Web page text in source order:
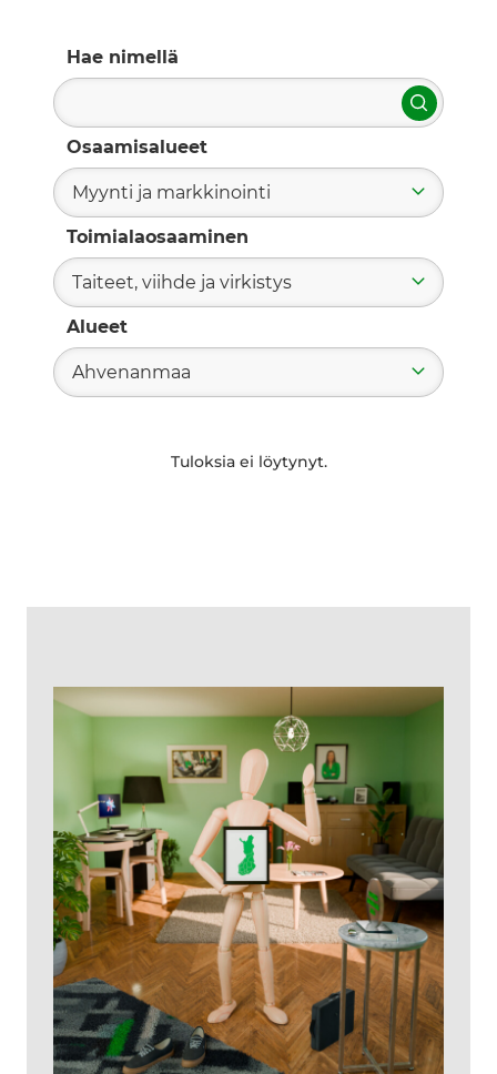
Hae nimellä
Hae
Osaamisalueet
Myynti ja markkinointi
Toimialaosaaminen
Taiteet, viihde ja virkistys
Alueet
Ahvenanmaa
Tuloksia ei löytynyt.